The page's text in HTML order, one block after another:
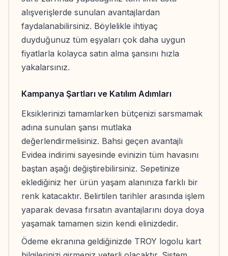
alışverişlerde sunulan avantajlardan
faydalanabilirsiniz. Böylelikle ihtiyaç
duyduğunuz tüm eşyaları çok daha uygun
fiyatlarla kolayca satın alma şansını hızla
yakalarsınız.
Kampanya Şartları ve Katılım Adımları
Eksiklerinizi tamamlarken bütçenizi sarsmamak
adına sunulan şansı mutlaka
değerlendirmelisiniz. Bahsi geçen avantajlı
Evidea indirimi sayesinde evinizin tüm havasını
baştan aşağı değiştirebilirsiniz. Sepetinize
eklediğiniz her ürün yaşam alanınıza farklı bir
renk katacaktır. Belirtilen tarihler arasında işlem
yaparak devasa fırsatın avantajlarını doya doya
yaşamak tamamen sizin kendi elinizdedir.
Ödeme ekranına geldiğinizde TROY logolu kart